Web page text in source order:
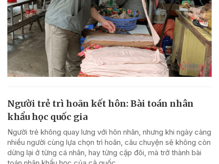
Người trẻ trì hoãn kết hôn: Bài toán nhân
khẩu học quốc gia
Người trẻ không quay lưng với hôn nhân, nhưng khi ngày càng
nhiều người cùng lựa chọn trì hoãn, câu chuyện sẽ không còn
dừng lại ở từng cá nhân, hay từng cặp đôi, mà trở thành bài